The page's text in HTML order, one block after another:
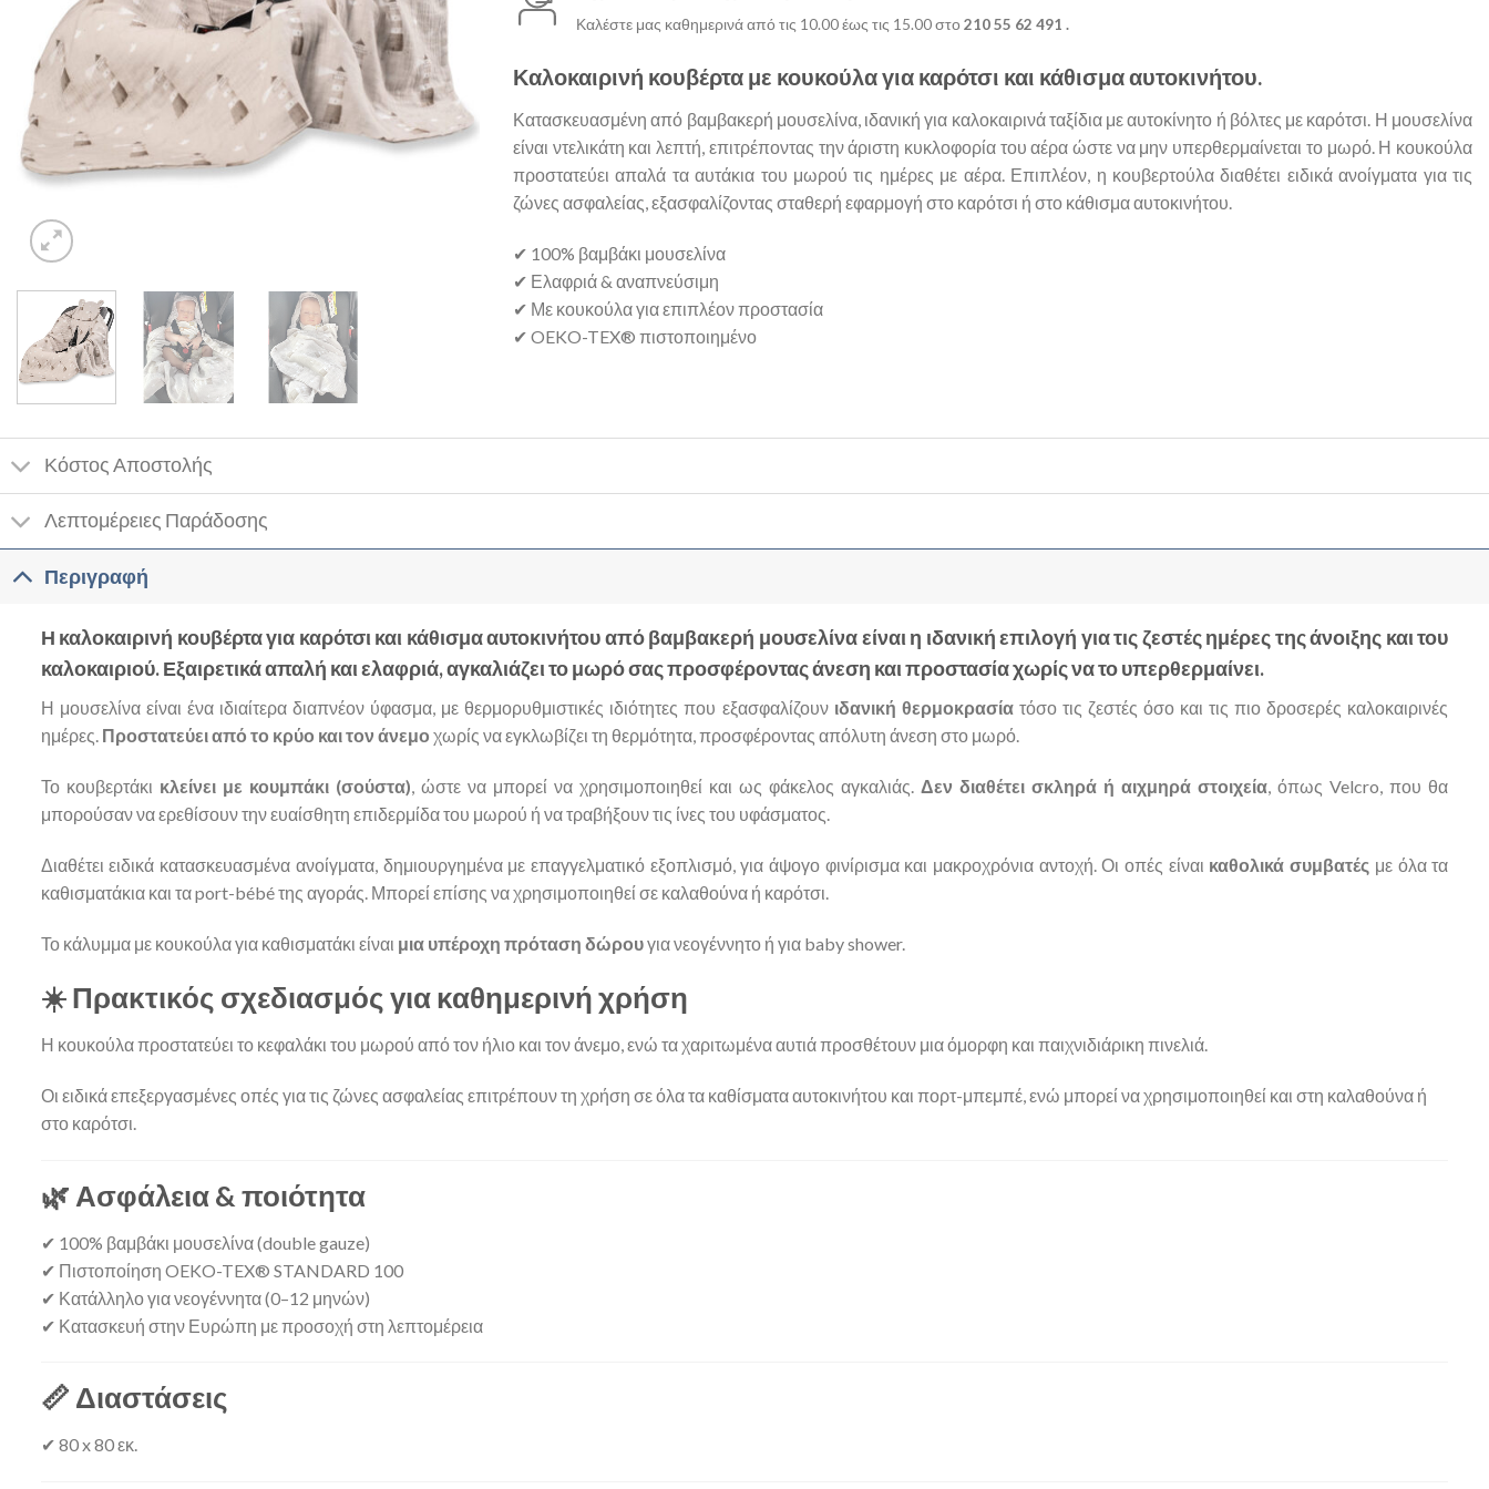
Καλέστε μας καθημερινά από τις 10.00 έως τις 15.00 στο 210 55 62 491 .
Καλοκαιρινή κουβέρτα με κουκούλα για καρότσι και κάθισμα αυτοκινήτου.
Κατασκευασμένη από βαμβακερή μουσελίνα, ιδανική για καλοκαιρινά ταξίδια με αυτοκίνητο ή βόλτες με καρότσι. Η μουσελίνα
είναι ντελικάτη και λεπτή, επιτρέποντας την άριστη κυκλοφορία του αέρα ώστε να μην υπερθερμαίνεται το μωρό. Η κουκούλα
προστατεύει απαλά τα αυτάκια του μωρού τις ημέρες με αέρα. Επιπλέον, η κουβερτούλα διαθέτει ειδικά ανοίγματα για τις
ζώνες ασφαλείας, εξασφαλίζοντας σταθερή εφαρμογή στο καρότσι ή στο κάθισμα αυτοκινήτου.
✔ 100% βαμβάκι μουσελίνα
✔ Ελαφριά & αναπνεύσιμη
✔ Με κουκούλα για επιπλέον προστασία
✔ OEKO-TEX® πιστοποιημένο
Κόστος Αποστολής
Λεπτομέρειες Παράδοσης
Περιγραφή
Η καλοκαιρινή κουβέρτα για καρότσι και κάθισμα αυτοκινήτου από βαμβακερή μουσελίνα είναι η ιδανική επιλογή για τις ζεστές ημέρες της άνοιξης και του
καλοκαιριού. Εξαιρετικά απαλή και ελαφριά, αγκαλιάζει το μωρό σας προσφέροντας άνεση και προστασία χωρίς να το υπερθερμαίνει.
Η μουσελίνα είναι ένα ιδιαίτερα διαπνέον ύφασμα, με θερμορυθμιστικές ιδιότητες που εξασφαλίζουν ιδανική θερμοκρασίατόσο τις ζεστές όσο και τις πιο δροσερές καλοκαιρινές
ημέρες. Προστατεύει από το κρύο και τον άνεμο χωρίς να εγκλωβίζει τη θερμότητα, προσφέροντας απόλυτη άνεση στο μωρό.
Το κουβερτάκι κλείνει με κουμπάκι (σούστα), ώστε να μπορεί να χρησιμοποιηθεί και ως φάκελος αγκαλιάς.Δεν διαθέτει σκληρά ή αιχμηρά στοιχεία, όπως Velcro, που θα
μπορούσαν να ερεθίσουν την ευαίσθητη επιδερμίδα του μωρού ή να τραβήξουν τις ίνες του υφάσματος.
Διαθέτει ειδικά κατασκευασμένα ανοίγματα, δημιουργημένα με επαγγελματικό εξοπλισμό, για άψογο φινίρισμα και μακροχρόνια αντοχή. Οι οπές είναι καθολικά συμβατές με όλα τα
καθισματάκια και τα port-bébé της αγοράς. Μπορεί επίσης να χρησιμοποιηθεί σε καλαθούνα ή καρότσι.
Το κάλυμμα με κουκούλα για καθισματάκι είναι μια υπέροχη πρόταση δώρουγια νεογέννητο ή για baby shower.
☀️ Πρακτικός σχεδιασμός για καθημερινή χρήση
Η κουκούλα προστατεύει το κεφαλάκι του μωρού από τον ήλιο και τον άνεμο, ενώ τα χαριτωμένα αυτιά προσθέτουν μια όμορφη και παιχνιδιάρικη πινελιά.
Οι ειδικά επεξεργασμένες οπές για τις ζώνες ασφαλείας επιτρέπουν τη χρήση σε όλα τα καθίσματα αυτοκινήτου και πορτ-μπεμπέ, ενώ μπορεί να χρησιμοποιηθεί και στη καλαθούνα ή
στο καρότσι.
🌿 Ασφάλεια & ποιότητα
✔ 100% βαμβάκι μουσελίνα (double gauze)
✔ Πιστοποίηση OEKO-TEX® STANDARD 100
✔ Κατάλληλο για νεογέννητα (0–12 μηνών)
✔ Κατασκευή στην Ευρώπη με προσοχή στη λεπτομέρεια
📏 Διαστάσεις
✔ 80 x 80 εκ.